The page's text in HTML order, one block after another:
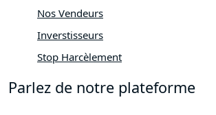
Nos Vendeurs
Inverstisseurs
Stop Harcèlement
Parlez de notre plateforme